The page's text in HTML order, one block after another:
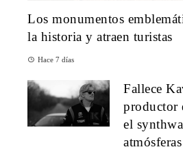
Los monumentos
la historia y atraen turistas
Hace 7 días
Fallece
productor
el